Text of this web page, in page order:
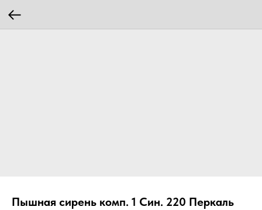
Пышная сирень комп. 1 Син. 220 Перкаль